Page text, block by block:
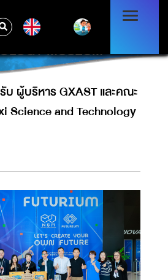
ผู้บริหาร GXAST และคณะผู้
SCIENCE AND
MUSEUM
บ ผู้บริหาร GXAST และคณะ
Science and Technology